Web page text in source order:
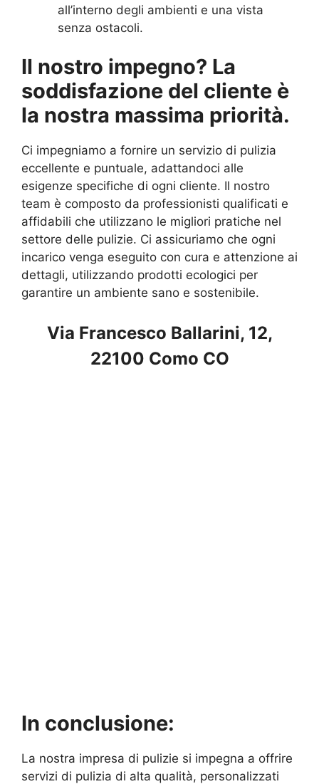
all’interno degli ambienti e una vista
senza ostacoli.
Il nostro impegno? La
soddisfazione del cliente è
la nostra massima priorità.
Ci impegniamo a fornire un servizio di pulizia
eccellente e puntuale, adattandoci alle
esigenze specifiche di ogni cliente. Il nostro
team è composto da professionisti qualificati e
affidabili che utilizzano le migliori pratiche nel
settore delle pulizie. Ci assicuriamo che ogni
incarico venga eseguito con cura e attenzione ai
dettagli, utilizzando prodotti ecologici per
garantire un ambiente sano e sostenibile.
Via Francesco Ballarini, 12,
22100 Como CO
In conclusione:
La nostra impresa di pulizie si impegna a offrire
servizi di pulizia di alta qualità, personalizzati